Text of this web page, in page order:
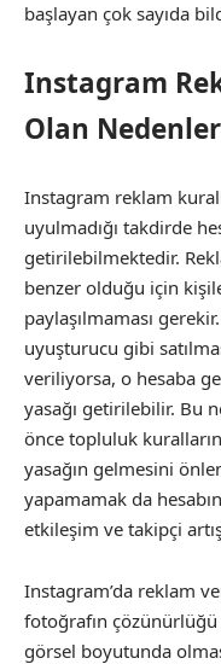
başlayan çok sayıda
Instagram
Olan Nedenler
Instagram reklam
uyulmadığı takdirde
getirilebilmektedir.
benzer olduğu için
paylaşılmaması
uyuşturucu gibi
veriliyorsa, o hesaba
yasağı getirilebilir. Bu
önce topluluk
yasağın gelmesini
yapamamak da
etkileşim ve takipçi
Instagram’da reklam
fotoğrafın
görsel boyutunda